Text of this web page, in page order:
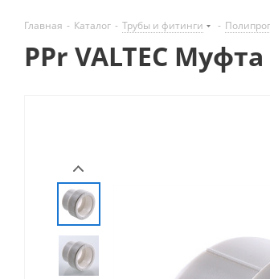
Главная - Каталог - Трубы и фитинги -
PPr VALTEC